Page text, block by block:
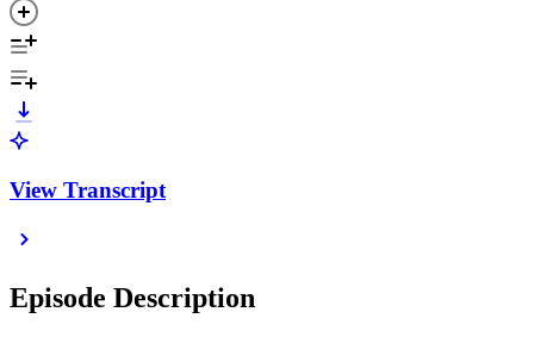
View Transcript
Episode Description